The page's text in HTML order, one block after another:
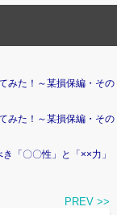
みた！～某損保編・その
みた！～某損保編・その
「〇〇性」と「××力」
PREV >>